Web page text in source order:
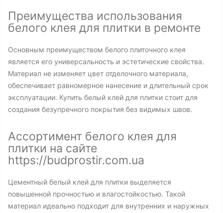
Преимущества использования
белого клея для плитки в ремонте
Основным преимуществом белого плиточного клея
является его универсальность и эстетические свойства.
Материал не изменяет цвет отделочного материала,
обеспечивает равномерное нанесение и длительный срок
эксплуатации. Купить белый клей для плитки стоит для
создания безупречного покрытия без видимых швов.
Ассортимент белого клея для
плитки на сайте
https://budprostir.com.ua
Цементный белый клей для плитки выделяется
повышенной прочностью и влагостойкостью. Такой
материал идеально подходит для внутренних и наружных